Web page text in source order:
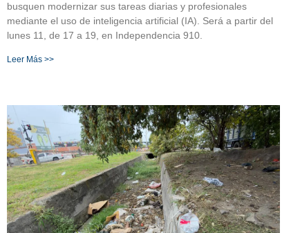
busquen modernizar sus tareas diarias y profesionales
mediante el uso de inteligencia artificial (IA). Será a partir del
lunes 11, de 17 a 19, en Independencia 910.
Leer Más >>